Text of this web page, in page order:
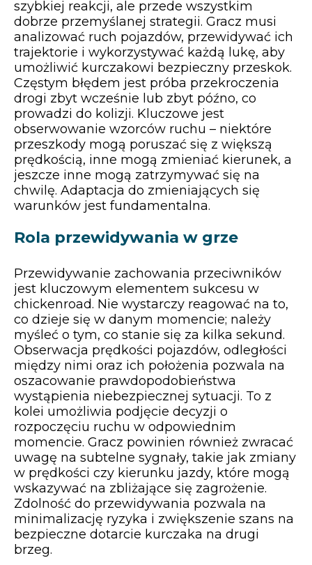
szybkiej reakcji, ale przede wszystkim
dobrze przemyślanej strategii. Gracz musi
analizować ruch pojazdów, przewidywać ich
trajektorie i wykorzystywać każdą lukę, aby
umożliwić kurczakowi bezpieczny przeskok.
Częstym błędem jest próba przekroczenia
drogi zbyt wcześnie lub zbyt późno, co
prowadzi do kolizji. Kluczowe jest
obserwowanie wzorców ruchu – niektóre
przeszkody mogą poruszać się z większą
prędkością, inne mogą zmieniać kierunek, a
jeszcze inne mogą zatrzymywać się na
chwilę. Adaptacja do zmieniających się
warunków jest fundamentalna.
Rola przewidywania w grze
Przewidywanie zachowania przeciwników
jest kluczowym elementem sukcesu w
chickenroad. Nie wystarczy reagować na to,
co dzieje się w danym momencie; należy
myśleć o tym, co stanie się za kilka sekund.
Obserwacja prędkości pojazdów, odległości
między nimi oraz ich położenia pozwala na
oszacowanie prawdopodobieństwa
wystąpienia niebezpiecznej sytuacji. To z
kolei umożliwia podjęcie decyzji o
rozpoczęciu ruchu w odpowiednim
momencie. Gracz powinien również zwracać
uwagę na subtelne sygnały, takie jak zmiany
w prędkości czy kierunku jazdy, które mogą
wskazywać na zbliżające się zagrożenie.
Zdolność do przewidywania pozwala na
minimalizację ryzyka i zwiększenie szans na
bezpieczne dotarcie kurczaka na drugi
brzeg.